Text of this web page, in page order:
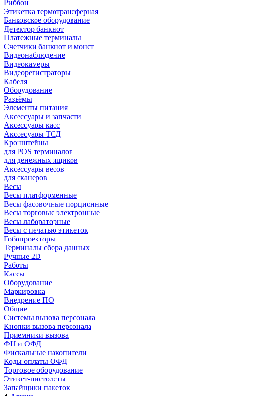
Риббон
Этикетка термотрансферная
Банковское оборудование
Детектор банкнот
Платежные терминалы
Счетчики банкнот и монет
Видеонаблюдение
Видеокамеры
Видеорегистраторы
Кабеля
Оборудование
Разъёмы
Элементы питания
Аксессуары и запчасти
Аксессуары касс
Акссесуары ТСД
Кронштейны
для POS терминалов
для денежных ящиков
Аксессуары весов
для сканеров
Весы
Весы платформенные
Весы фасовочные порционные
Весы торговые электронные
Весы лабораторные
Весы с печатью этикеток
Гобопроекторы
Терминалы сбора данных
Ручные 2D
Работы
Кассы
Оборудование
Маркировка
Внедрение ПО
Общие
Системы вызова персонала
Кнопки вызова персонала
Приемники вызова
ФН и ОФД
Фискальные накопители
Коды оплаты ОФД
Торговое оборудование
Этикет-пистолеты
Запайщики пакеток